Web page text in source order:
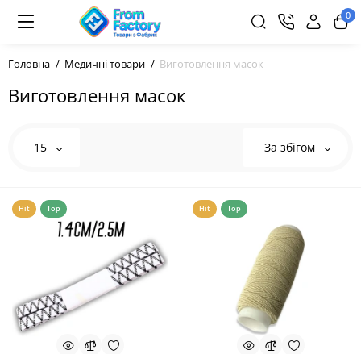
0
Головна Медичні товари Виготовлення масок
Виготовлення масок
15 За збігом
Hit Top Hit Top